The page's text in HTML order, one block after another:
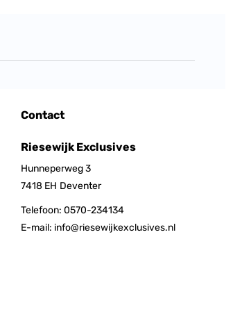
Contact
Riesewijk Exclusives
Hunneperweg 3
7418 EH Deventer
Telefoon: 0570-234134
E-mail: info@riesewijkexclusives.nl